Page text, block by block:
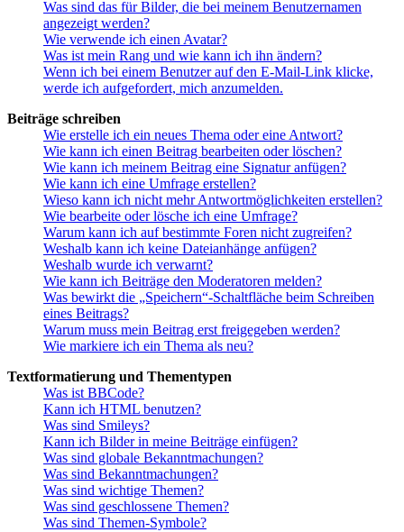
Was sind das für Bilder, die bei meinem Benutzernamen
angezeigt werden?
Wie verwende ich einen Avatar?
Was ist mein Rang und wie kann ich ihn ändern?
Wenn ich bei einem Benutzer auf den E-Mail-Link klicke,
werde ich aufgefordert, mich anzumelden.
Beiträge schreiben
Wie erstelle ich ein neues Thema oder eine Antwort?
Wie kann ich einen Beitrag bearbeiten oder löschen?
Wie kann ich meinem Beitrag eine Signatur anfügen?
Wie kann ich eine Umfrage erstellen?
Wieso kann ich nicht mehr Antwortmöglichkeiten erstellen?
Wie bearbeite oder lösche ich eine Umfrage?
Warum kann ich auf bestimmte Foren nicht zugreifen?
Weshalb kann ich keine Dateianhänge anfügen?
Weshalb wurde ich verwarnt?
Wie kann ich Beiträge den Moderatoren melden?
Was bewirkt die „Speichern“-Schaltfläche beim Schreiben
eines Beitrags?
Warum muss mein Beitrag erst freigegeben werden?
Wie markiere ich ein Thema als neu?
Textformatierung und Thementypen
Was ist BBCode?
Kann ich HTML benutzen?
Was sind Smileys?
Kann ich Bilder in meine Beiträge einfügen?
Was sind globale Bekanntmachungen?
Was sind Bekanntmachungen?
Was sind wichtige Themen?
Was sind geschlossene Themen?
Was sind Themen-Symbole?